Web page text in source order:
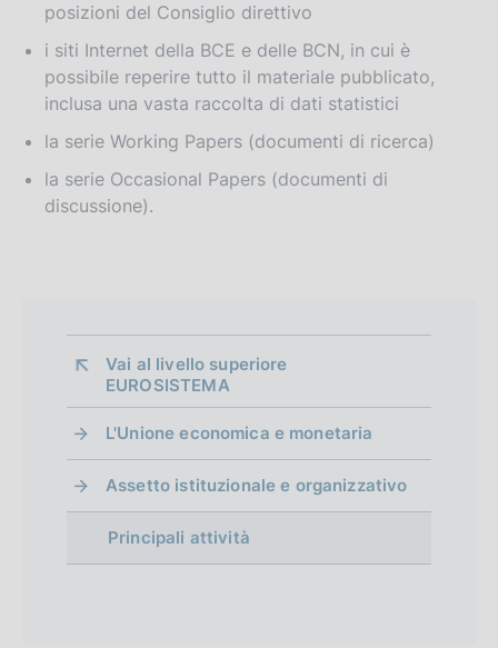
posizioni del Consiglio direttivo
i siti Internet della BCE e delle BCN, in cui è
possibile reperire tutto il materiale pubblicato,
inclusa una vasta raccolta di dati statistici
la serie Working Papers (documenti di ricerca)
la serie Occasional Papers (documenti di
discussione).
Vai al livello superiore
EUROSISTEMA
L'Unione economica e monetaria
Assetto istituzionale e organizzativo
Principali attività